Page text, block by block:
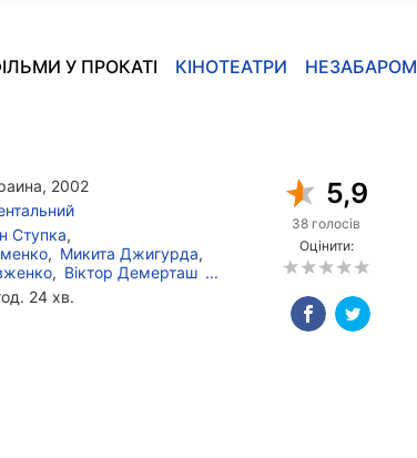
У ПРОКАТІ КІНОТЕАТРИ НЕЗАБАРОМ
2002
Ступка,
, Микита Джигурда,
, Віктор Демерташ ...
24 хв.
5,9
38 голосів
Оцінити: